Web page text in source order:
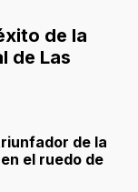
de la
de Las
de la
el ruedo de